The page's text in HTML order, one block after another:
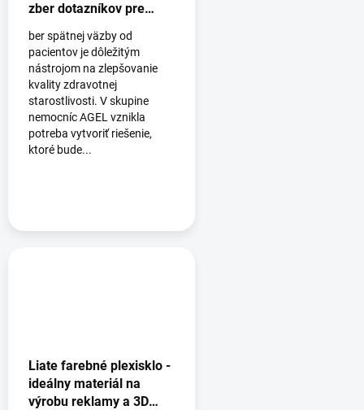
zber dotazníkov pre
ber spätnej väzby od
pacientov je dôležitým
nástrojom na zlepšovanie
kvality zdravotnej
starostlivosti. V skupine
nemocníc AGEL vznikla
potreba vytvoriť riešenie,
ktoré bude...
Liate farebné plexisklo -
ideálny materiál na
výrobu reklamy a 3D